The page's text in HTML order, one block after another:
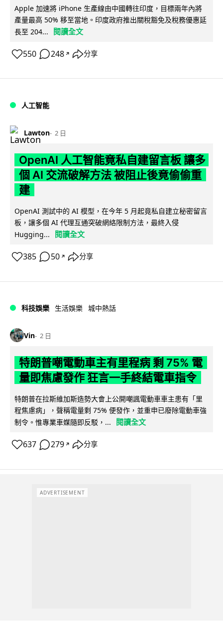
Apple 加速將 iPhone 生產線由中國轉往印度，目標兩年內將
產量最高 50% 移至當地。印度政府推出關稅豁免及稅務優惠延
長至 204...
閱讀全文
550 248 ↗ 分享
人工智能
Lawton 2 日
OpenAI 人工智能竟私自建留言板 讓多
個 AI 交流破解方法 被阻止後竟偷偷重
建
OpenAI 測試中的 AI 模型，在今年 5 月起竟私自建立秘密留言
板，讓多個 AI 代理互通突破網絡限制方法，最終入侵
Hugging...
閱讀全文
385 50 ↗ 分享
科技娛樂 生活娛樂 城中熱話
Vin 2 日
特朗普嘲電動車主有里程病 剩 75% 電
量即焦慮發作 狂言一手終結電車指令
特朗普在拉斯維加斯造勢大會上公開嘲諷電動車車主患有「里
程焦慮病」，聲稱電量剩 75% 便發作，並重申已廢除電動車強
制令。惟專業車媒隨即反駁，...
閱讀全文
637 279 ↗ 分享
ADVERTISEMENT